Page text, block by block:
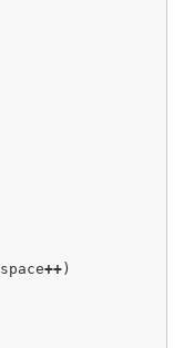
space++ )